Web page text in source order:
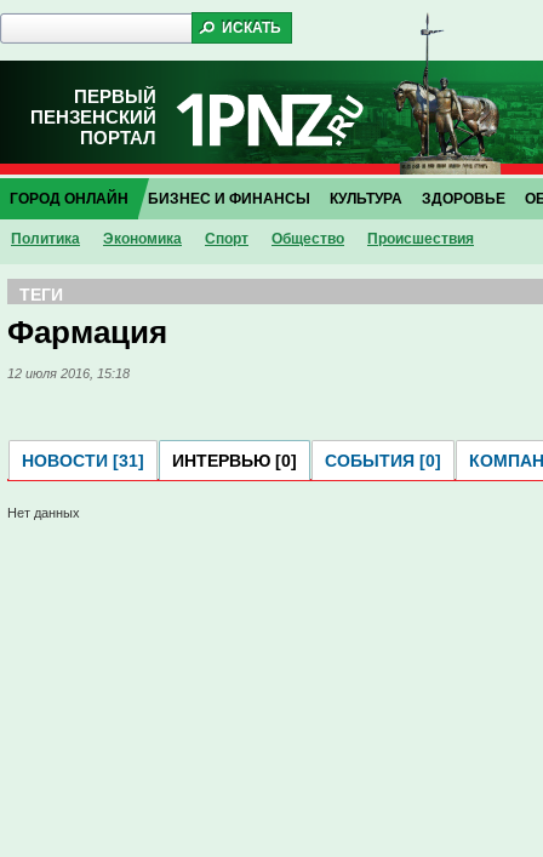
ПЕРВЫЙ
ПЕНЗЕНСКИЙ
ПОРТАЛ
ГОРОД ОНЛАЙН
Политика Экономика Спорт Общество Проиcшествия
БИЗНЕС И ФИНАНСЫ КУЛЬТУРА ЗДОРОВЬЕ
ТЕГИ
Фармация
12 июля 2016, 15:18
НОВОСТИ [31] ИНТЕРВЬЮ [0] СОБЫТИЯ [0]
Нет данных